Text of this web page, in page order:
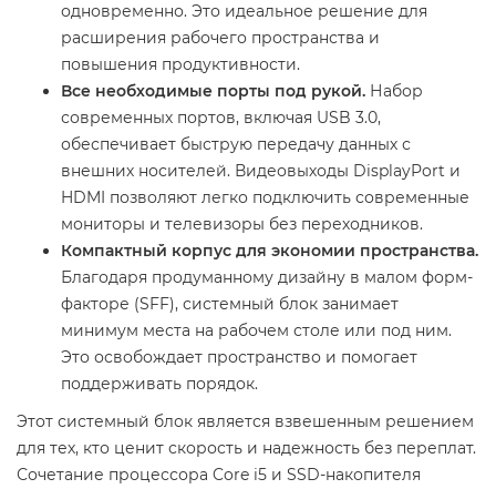
одновременно. Это идеальное решение для
расширения рабочего пространства и
повышения продуктивности.
Все необходимые порты под рукой. Набор
современных портов, включая USB 3.0,
обеспечивает быструю передачу данных с
внешних носителей. Видеовыходы DisplayPort и
HDMI позволяют легко подключить современные
мониторы и телевизоры без переходников.
Компактный корпус для экономии пространства.
Благодаря продуманному дизайну в малом форм-
факторе (SFF), системный блок занимает
минимум места на рабочем столе или под ним.
Это освобождает пространство и помогает
поддерживать порядок.
Этот системный блок является взвешенным решением
для тех, кто ценит скорость и надежность без переплат.
Сочетание процессора Core i5 и SSD-накопителя